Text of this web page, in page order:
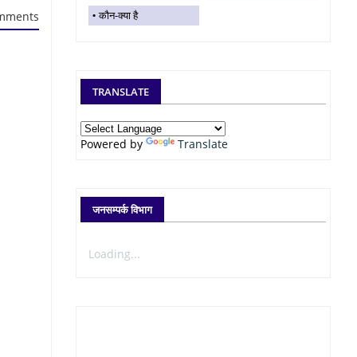
कौन-क्या है
TRANSLATE
Powered by Translate
जनसम्पर्क विभाग
Loading...